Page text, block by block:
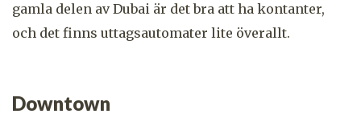
gamla delen av Dubai är det bra att ha kontanter,
och det finns uttagsautomater lite överallt.
Downtown